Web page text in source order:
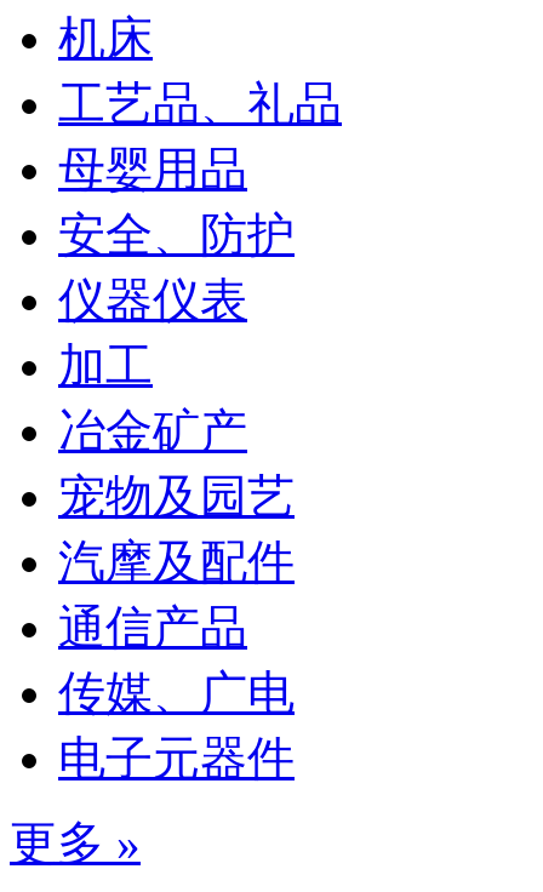
机床
工艺品、礼品
母婴用品
安全、防护
仪器仪表
加工
冶金矿产
宠物及园艺
汽摩及配件
通信产品
传媒、广电
电子元器件
更多 »